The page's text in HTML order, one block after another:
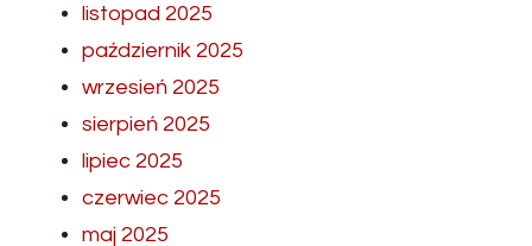
listopad 2025
październik 2025
wrzesień 2025
sierpień 2025
lipiec 2025
czerwiec 2025
maj 2025